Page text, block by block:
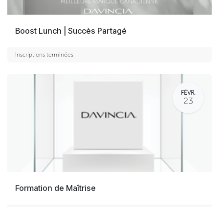
Boost Lunch | Succès Partagé
Inscriptions terminées
FÉVR.
23
Formation de Maîtrise